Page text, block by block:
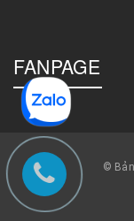
FANPAGE
©